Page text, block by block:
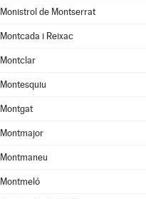
Monistrol de Montserrat
Montcada i Reixac
Montclar
Montesquiu
Montgat
Montmajor
Montmaneu
Montmeló